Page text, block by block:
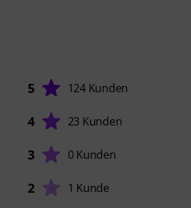
5 124 Kunden
4 23 Kunden
3 0 Kunden
2 1 Kunde